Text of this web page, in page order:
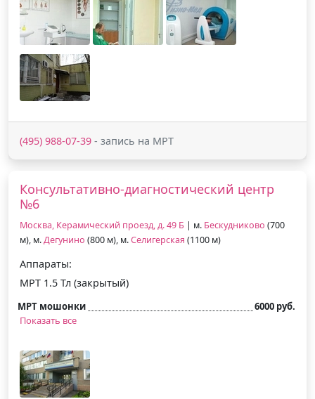
(495) 988-07-39 - запись на МРТ
Консультативно-диагностический центр
№6
Москва, Керамический проезд, д. 49 Б | м. Бескудниково (700
м), м.Дегунино (800 м), м.Селигерская (1100 м)
Аппараты:
МРТ 1.5 Тл (закрытый)
МРТ мошонки
6000 руб.
Показать все